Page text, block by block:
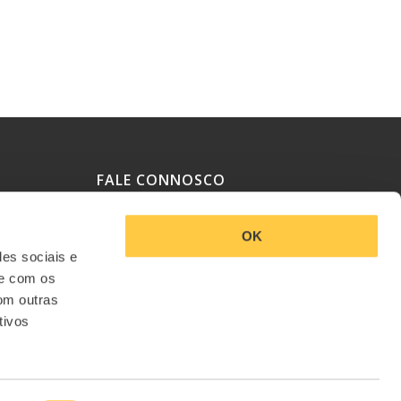
sociais e
com os
outras
OK
FALE CONNOSCO
e Condições
Livro de Reclamações